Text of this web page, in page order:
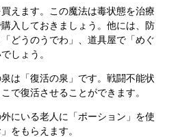
えます。この魔法は毒状態を治療
入しておきましょう。他には、防
どうのうでわ」、道具屋で「めぐ
しょう。
は「復活の泉」です。戦闘不能状
で復活させることができます。
にいる老人に「ポーション」を使
をもらえます。